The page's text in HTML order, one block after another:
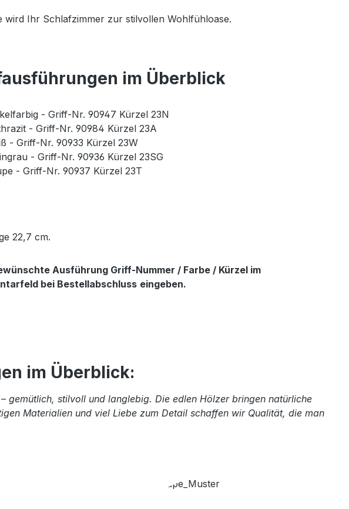
Ihr Schlafzimmer zur stilvollen Wohlfühloase.
im Überblick
- Griff-Nr. 90947 Kürzel 23N
- Griff-Nr. 90984 Kürzel 23A
- Griff-Nr. 90933 Kürzel 23W
- Griff-Nr. 90936 Kürzel 23SG
- Griff-Nr. 90937 Kürzel 23T
22,7 cm.
Ausführung Griff-Nummer / Farbe / Kürzel im
bei Bestellabschluss eingeben.
im Überblick:
gemütlich, stilvoll und langlebig. Die edlen Hölzer bringen natürliche
Materialien und viel Liebe zum Detail schaffen wir Qualität, die man